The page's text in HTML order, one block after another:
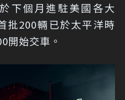
下個月進駐美國各大
批200輛已於太平洋時
開始交車。